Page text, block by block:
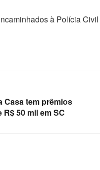
à Polícia
Casa tem prêmios
50 mil em SC